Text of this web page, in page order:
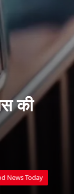
की
News Today